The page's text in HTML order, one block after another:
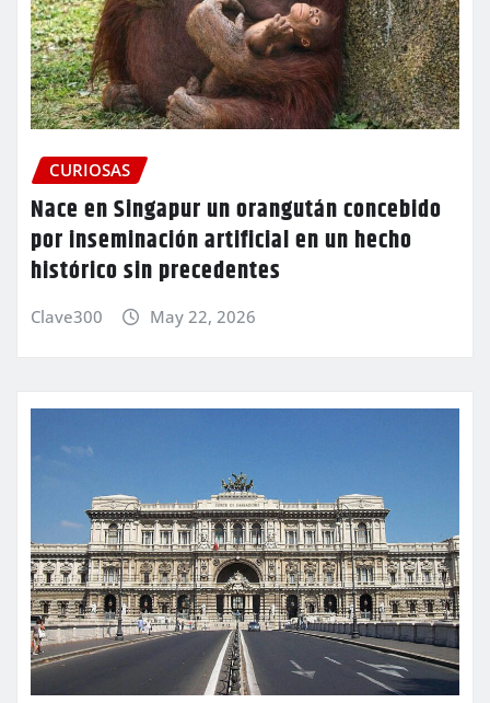
CURIOSAS
Nace en Singapur un orangután concebido
por inseminación artificial en un hecho
histórico sin precedentes
Clave300 May 22, 2026